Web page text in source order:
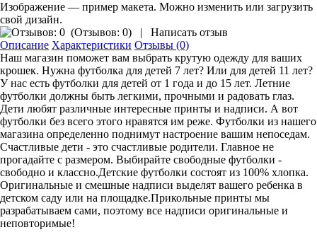
Изображение — пример макета. Можно изменить или загрузить
свой дизайн.
(Отзывов: 0) |
Написать отзыв
Описание Характеристики Отзывы (0)
Наш магазин поможет вам выбрать крутую одежду для ваших
крошек. Нужна футболка для детей 7 лет? Или для детей 11 лет?
У нас есть футболки для детей от 1 года и до 15 лет. Летние
футболки должны быть легкими, прочными и радовать глаз.
Дети любят различные интересные принты и надписи. А вот
футболки без всего этого нравятся им реже. Футболки из нашего
магазина определенно поднимут настроение вашим непоседам.
Счастливые дети - это счастливые родители. Главное не
прогадайте с размером. Выбирайте свободные футболки -
свободно и классно.Детские футболки состоят из 100% хлопка.
Оригинальные и смешные надписи выделят вашего ребенка в
детском саду или на площадке.Прикольные принты мы
разрабатываем сами, поэтому все надписи оригинальные и
неповторимые!